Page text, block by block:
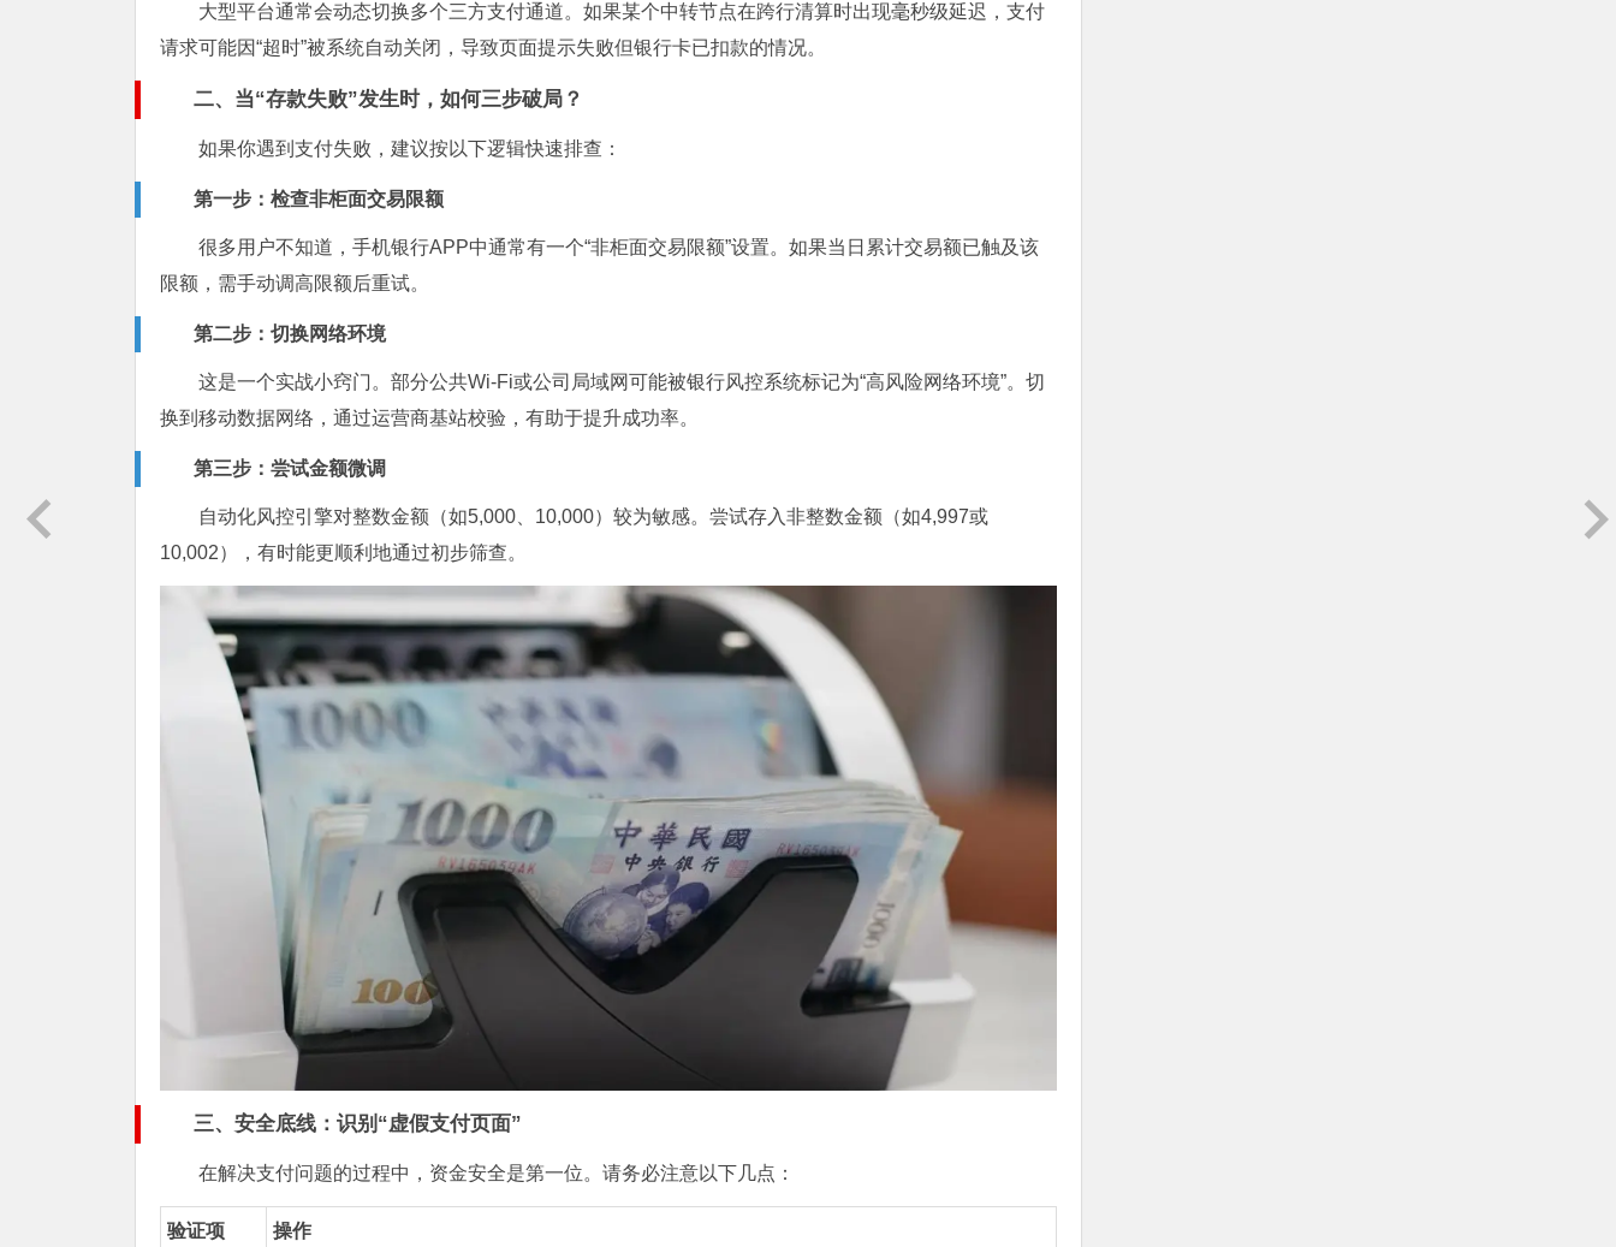
大型平台通常会动态切换多个三方支付通道。如果某个中转节点在跨行清算时出现毫秒级延迟，支付
请求可能因“超时”被系统自动关闭，导致页面提示失败但银行卡已扣款的情况。
二、当“存款失败”发生时，如何三步破局？
如果你遇到支付失败，建议按以下逻辑快速排查：
第一步：检查非柜面交易限额
很多用户不知道，手机银行APP中通常有一个“非柜面交易限额”设置。如果当日累计交易额已触及该
限额，需手动调高限额后重试。
第二步：切换网络环境
这是一个实战小窍门。部分公共Wi-Fi或公司局域网可能被银行风控系统标记为“高风险网络环境”。切
换到移动数据网络，通过运营商基站校验，有助于提升成功率。
第三步：尝试金额微调
自动化风控引擎对整数金额（如5,000、10,000）较为敏感。尝试存入非整数金额（如4,997或
10,002），有时能更顺利地通过初步筛查。
三、安全底线：识别“虚假支付页面”
在解决支付问题的过程中，资金安全是第一位。请务必注意以下几点：
验证项 操作